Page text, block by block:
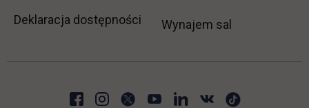
Deklaracja dostępności Wynajem sal